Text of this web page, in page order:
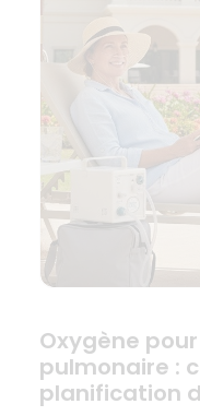
Oxygène
pulmonaire :
planification